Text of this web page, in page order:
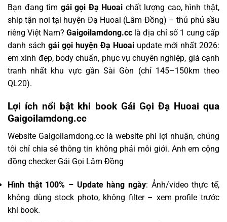
Bạn đang tìm gái gọi Đạ Huoai chất lượng cao, hình thật,
ship tận nơi tại huyện Đạ Huoai (Lâm Đồng) – thủ phủ sầu
riêng Việt Nam? Gaigoilamdong.cc là địa chỉ số 1 cung cấp
danh sách gái gọi huyện Đạ Huoai update mới nhất 2026:
em xinh đẹp, body chuẩn, phục vụ chuyên nghiệp, giá cạnh
tranh nhất khu vực gần Sài Gòn (chỉ 145–150km theo
QL20).
Lợi ích nổi bật khi book Gái Gọi Đạ Huoai qua
Gaigoilamdong.cc
Website Gaigoilamdong.cc là website phi lợi nhuận, chúng
tôi chỉ chia sẻ thông tin không phải môi giới. Anh em cộng
đồng checker Gái Gọi Lâm Đồng
Hình thật 100% – Update hàng ngày: Ảnh/video thực tế,
không dùng stock photo, không filter – xem profile trước
khi book.